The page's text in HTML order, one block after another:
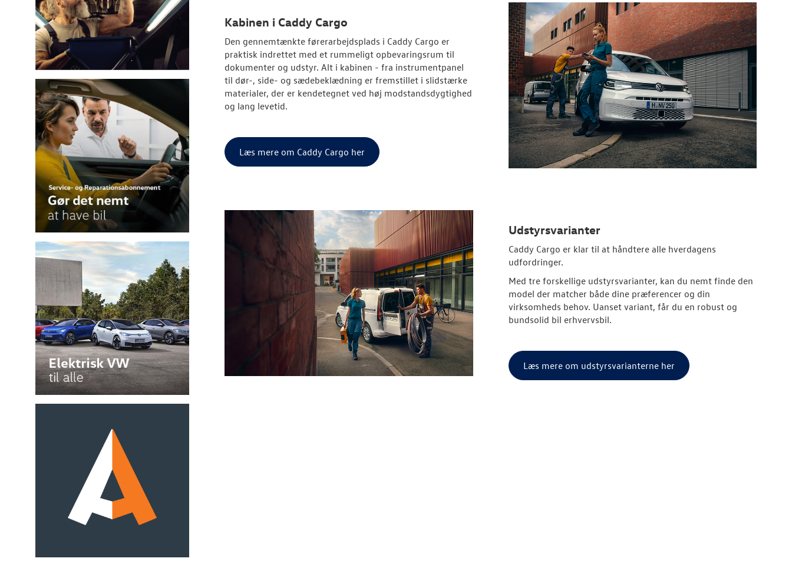
Kabinen i Caddy Cargo
Den gennemtænkte førerarbejdsplads i Caddy Cargo er
praktisk indrettet med et rummeligt opbevaringsrum til
dokumenter og udstyr. Alt i kabinen - fra instrumentpanel
til dør-, side- og sædebeklædning er fremstillet i slidstærke
materialer, der er kendetegnet ved høj modstandsdygtighed
og lang levetid.
Læs mere om Caddy Cargo her
Udstyrsvarianter
Caddy Cargo er klar til at håndtere alle hverdagens
udfordringer.
Med tre forskellige udstyrsvarianter, kan du nemt finde den
model der matcher både dine præferencer og din
virksomheds behov. Uanset variant, får du en robust og
bundsolid bil erhvervsbil.
Læs mere om udstyrsvarianterne her